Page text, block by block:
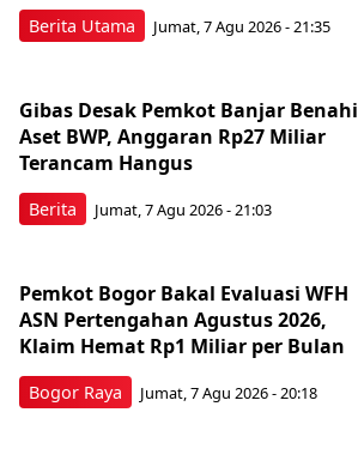
Berita Utama Jumat, 7 Agu 2026 - 21:35
Berita
Gibas Desak Pemkot Banjar Benahi
Aset BWP, Anggaran Rp27 Miliar
Terancam Hangus
Jumat, 7 Agu 2026 - 21:03
Bogor Raya
Pemkot Bogor Bakal Evaluasi WFH
ASN Pertengahan Agustus 2026,
Klaim Hemat Rp1 Miliar per Bulan
Jumat, 7 Agu 2026 - 20:18